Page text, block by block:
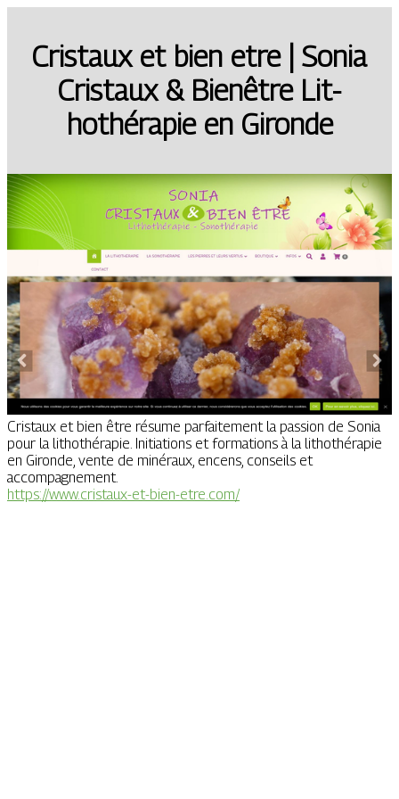
Cristaux et bien etre | Sonia
Cristaux & Bienêtre Lit­
hothéra­pie en Gironde
Cristaux et bien être résume parfaitement la passion de Sonia
pour la lithothérapie. Initiations et formations à la lithothérapie
en Gironde, vente de minéraux, encens, conseils et
accompagnement.
https://www.cristaux-et-bien-etre.com/